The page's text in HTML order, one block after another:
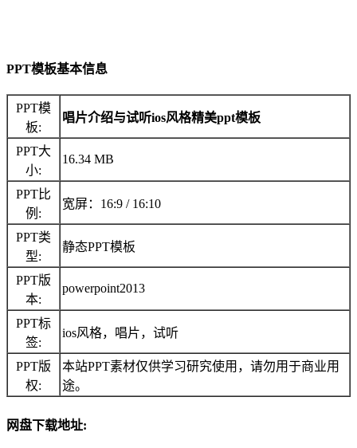
PPT模板基本信息
PPT模
板:
唱片介绍与试听ios风格精美ppt模板
PPT大
小:
16.34 MB
PPT比
例:
宽屏：16:9 / 16:10
PPT类
型:
静态PPT模板
PPT版
本:
powerpoint2013
PPT标
签:
ios风格，唱片，试听
PPT版
权:
本站PPT素材仅供学习研究使用，请勿用于商业用
途。
网盘下载地址: